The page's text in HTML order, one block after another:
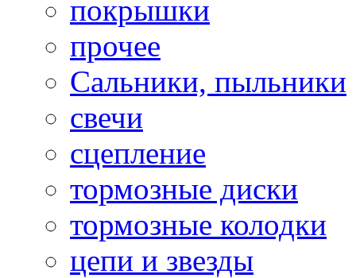
покрышки
прочее
Сальники, пыльники
свечи
сцепление
тормозные диски
тормозные колодки
цепи и звезды